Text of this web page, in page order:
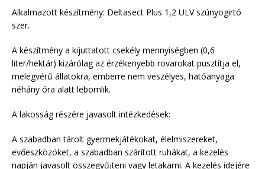
Alkalmazott készítmény: Deltasect Plus 1,2 ULV szúnyogirtó
szer.
A készítmény a kijuttatott csekély mennyiségben (0,6
liter/hektár) kizárólag az érzékenyebb rovarokat pusztítja el,
melegvérű állatokra, emberre nem veszélyes, hatóanyaga
néhány óra alatt lebomlik.
A lakosság részére javasolt intézkedések:
A szabadban tárolt gyermekjátékokat, élelmiszereket,
evőeszközöket, a szabadban szárított ruhákat, a kezelés
napján javasolt összegyűjteni vagy letakarni. A kezelés idejére